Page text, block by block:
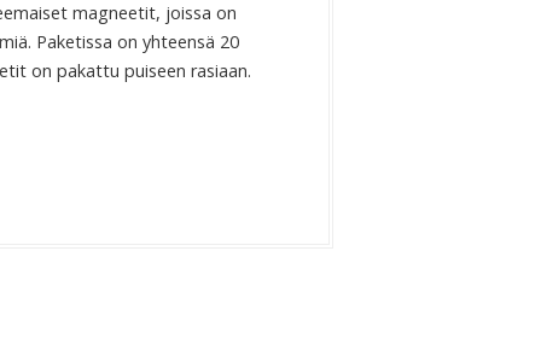
magneetit, joissa on
Paketissa on yhteensä 20
on pakattu puiseen rasiaan.